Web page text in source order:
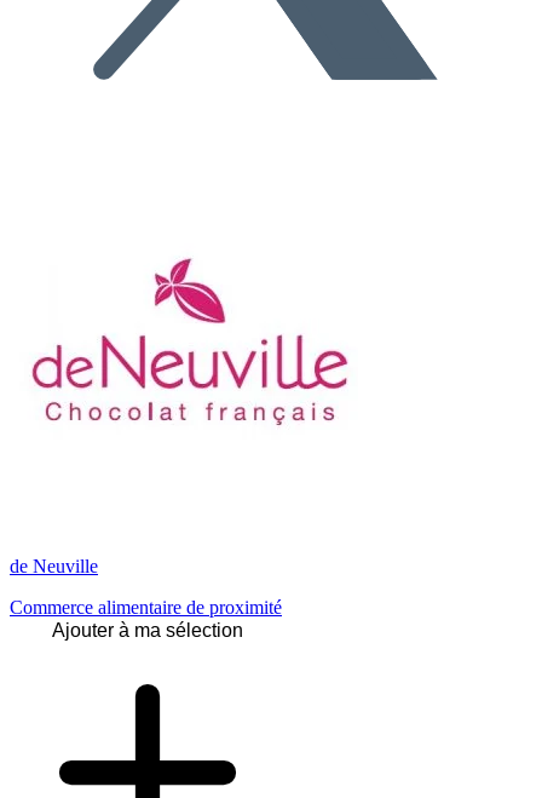
de Neuville
Commerce alimentaire de proximité
Ajouter à ma sélection